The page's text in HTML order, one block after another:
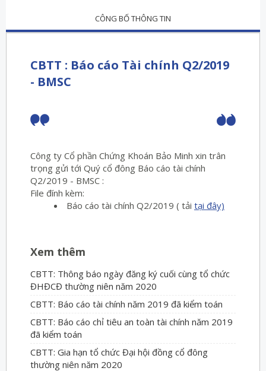
CÔNG BỐ THÔNG TIN
CBTT : Báo cáo Tài chính Q2/2019
- BMSC
Công ty Cổ phần Chứng Khoán Bảo Minh xin trân
trọng gửi tới Quý cổ đông Báo cáo tài chính
Q2/2019 - BMSC :
File đính kèm:
Báo cáo tài chính Q2/2019 ( tải tại đây)
Xem thêm
CBTT: Thông báo ngày đăng ký cuối cùng tổ chức
ĐHĐCĐ thường niên năm 2020
CBTT: Báo cáo tài chính năm 2019 đã kiểm toán
CBTT: Báo cáo chỉ tiêu an toàn tài chính năm 2019
đã kiểm toán
CBTT: Gia hạn tổ chức Đại hội đồng cổ đông
thường niên năm 2020